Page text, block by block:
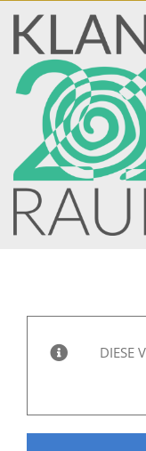
Zum
Inhalt
springen
Klangraum 21
DIESE